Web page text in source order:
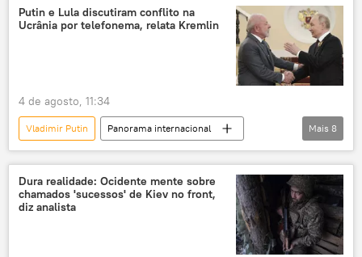
Federação da Rússia
Ucrânia
Brasil
Republicanos
ONU
Putin e Lula discutiram conflito na
Ucrânia por telefonema, relata Kremlin
4 de agosto, 11:34
Vladimir Putin
Panorama internacional
Europa
Luiz Inácio Lula da Silva
Ucrânia
Federação da Rússia
Brasil
Kremlin
Mais 8
Dura realidade: Ocidente mente sobre
chamados 'sucessos' de Kiev no front,
diz analista